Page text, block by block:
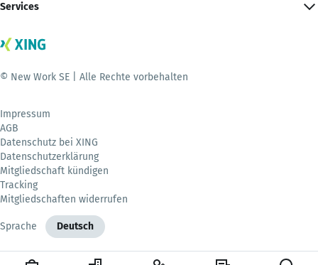
Services
© New Work SE | Alle Rechte vorbehalten
Impressum
AGB
Datenschutz bei XING
Datenschutzerklärung
Mitgliedschaft kündigen
Tracking
Mitgliedschaften widerrufen
Sprache Deutsch